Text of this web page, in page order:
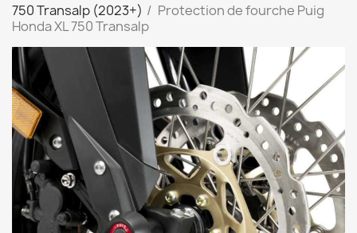
750 Transalp (2023+)
Protection de fourche Puig
Honda XL 750 Transalp